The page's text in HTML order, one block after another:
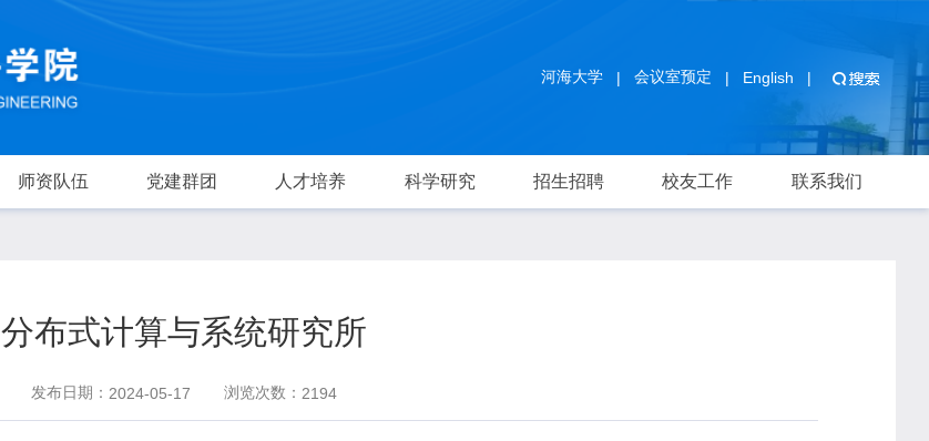
河海大学 | 会议室预定 | English |
师资队伍 党建群团 人才培养 科学研究 招生招聘 校友工作 联系我们
分布式计算与系统研究所
发布日期： 2024-05-17 浏览次数： 2194